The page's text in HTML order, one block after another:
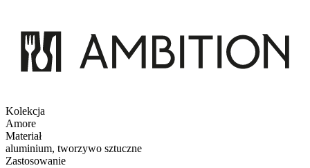
Kolekcja
Amore
Materiał
aluminium, tworzywo sztuczne
Zastosowanie